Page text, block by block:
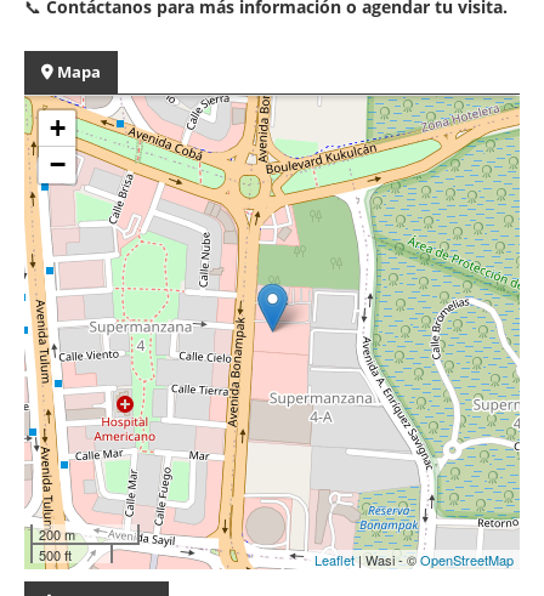
📞 Contáctanos para más información o agendar tu visita.
Mapa
+
−
200 m
500 ft
Leaflet| Wasi - ©OpenStreetMap